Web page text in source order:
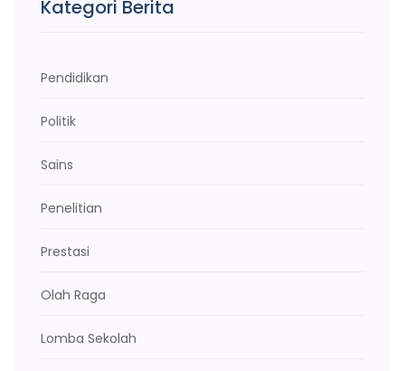
Kategori Berita
Pendidikan
Politik
Sains
Penelitian
Prestasi
Olah Raga
Lomba Sekolah